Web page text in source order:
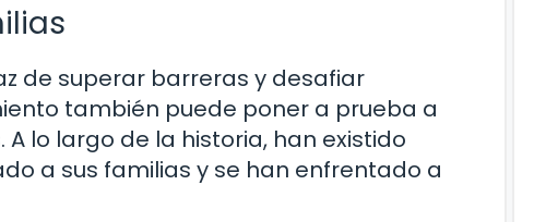
de superar barreras y desafiar
también puede poner a prueba a
lo largo de la historia, han existido
a sus familias y se han enfrentado a